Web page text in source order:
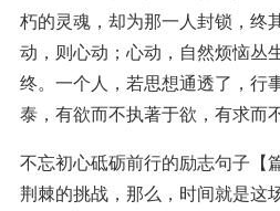
朽的灵魂，却为那一人封锁，终
动，则心动；心动，自然烦恼丛
终。一个人，若思想通透了，行
泰，有欲而不执著于欲，有求而
不忘初心砥砺前行的励志句子【
荆棘的挑战，那么，时间就是这